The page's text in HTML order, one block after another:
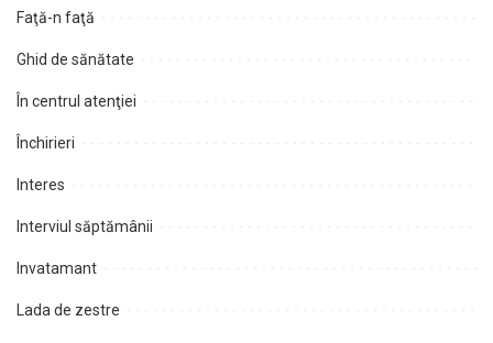
Faţă-n faţă
Ghid de sănătate
În centrul atenţiei
Închirieri
Interes
Interviul săptămânii
Invatamant
Lada de zestre